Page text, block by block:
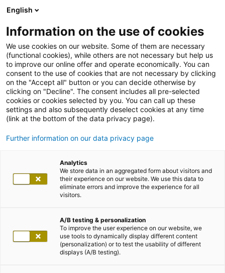
English
Information on the use of cookies
We use cookies on our website. Some of them are necessary
(functional cookies), while others are not necessary but help us
to improve our online offer and operate economically. You can
consent to the use of cookies that are not necessary by clicking
on the "Accept all" button or you can decide otherwise by
clicking on "Decline". The consent includes all pre-selected
cookies or cookies selected by you. You can call up these
settings and also subsequently deselect cookies at any time
(link at the bottom of the data privacy page).
Further information on our data privacy page
Analytics
We store data in an aggregated form about visitors and
their experience on our website. We use this data to
eliminate errors and improve the experience for all
visitors.
A/B testing & personalization
To improve the user experience on our website, we
use tools to dynamically display different content
(personalization) or to test the usability of different
displays (A/B testing).